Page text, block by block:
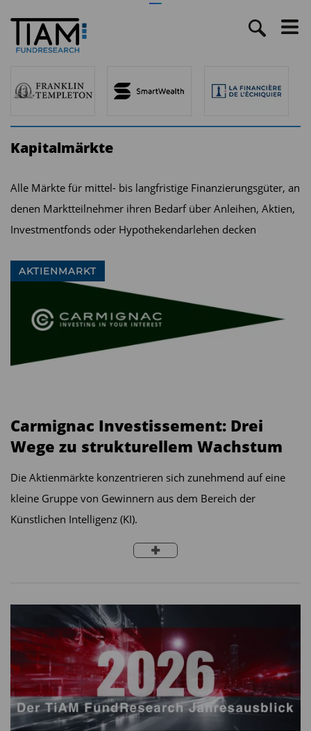
Kapitalmärkte
Alle Märkte für mittel- bis langfristige Finanzierungsgüter, an
denen Marktteilnehmer ihren Bedarf über Anleihen, Aktien,
Investmentfonds oder Hypothekendarlehen decken
AKTIENMARKT
Carmignac Investissement: Drei
Wege zu strukturellem Wachstum
Die Aktienmärkte konzentrieren sich zunehmend auf eine
kleine Gruppe von Gewinnern aus dem Bereich der
Künstlichen Intelligenz (KI).